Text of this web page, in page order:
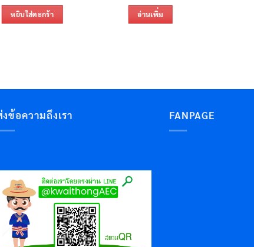
หยิบใส่ตะกร้า อ่านเพิ่ม
งข้อความถึงเรา FANPAGE